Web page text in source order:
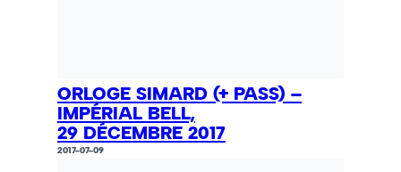
ORLOGE SIMARD (+ PASS) –
IMPÉRIAL BELL,
29 DÉCEMBRE 2017
2017-07-09